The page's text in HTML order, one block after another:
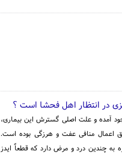
در انتظار اهل فحشا است ؟
آمده و علت اصلی گسترش این بیماری،
اعمال منافی عفت و هرزگی بوده است.
به چندین درد و مرض دارد که قطعاً ایدز